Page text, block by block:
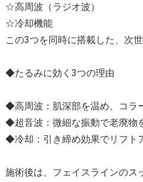
☆高周波（ラジオ波）
☆冷却機能
この3つを同時に搭載した、次
◆たるみに効く3つの理由
◆高周波：肌深部を温め、コラ
◆超音波：微細な振動で老廃物
◆冷却：引き締め効果でリフト
施術後は、フェイスラインのス